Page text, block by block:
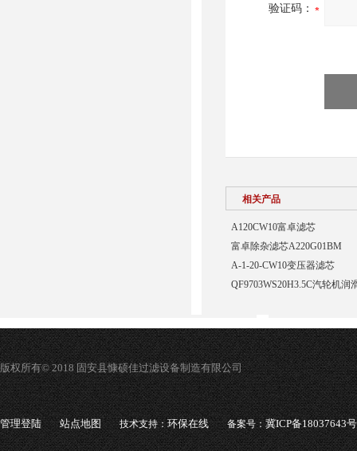
验证码：
相关产品
A120CW10富卓滤芯
富卓除杂滤芯A220G01BM
A-1-20-CW10变压器滤芯
QF9703WS20H3.5C汽轮机润
版权所有© 2018 固安县慷硕佳过滤设备制造有限公司
管理登陆 站点地图 技术支持：环保在线 备案号：冀ICP备18037643